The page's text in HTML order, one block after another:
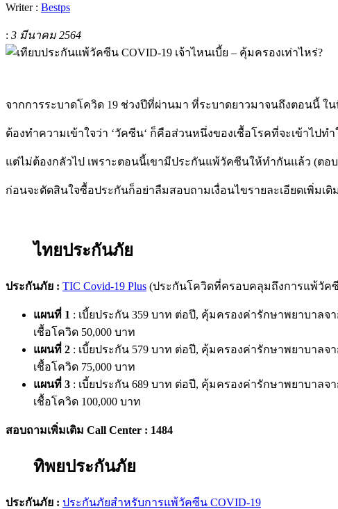
Writer : Bestps
: 3 มีนาคม 2564
จากการระบาดโควิด 19 ช่วงปีที่ผ่านมา ที่ระบาดยาวมาจนถึงตอนนี้ ใ
ต้องทำความเข้าใจว่า ‘วัคซีน‘ ก็คือส่วนหนึ่งของเชื้อโรคที่จะเข้าไปท
แต่ไม่ต้องกลัวไป เพราะตอนนี้เขามีประกันแพ้วัคซีนให้ทำกันแล้ว (ต
ก่อนจะตัดสินใจซื้อประกันก็อย่าลืมสอบถามเงื่อนไขรายละเอียดเพิ่มเติ
ไทยประกันภัย
ประกันภัย : TIC Covid-19 Plus (ประกันโควิดที่ครอบคลุมถึงการแพ้วัค
แผนที่ 1 : เบี้ยประกัน 359 บาท ต่อปี, คุ้มครองค่ารักษาพยาบาลจ
เชื้อโควิด 50,000 บาท
แผนที่ 2 : เบี้ยประกัน 579 บาท ต่อปี, คุ้มครองค่ารักษาพยาบาลจ
เชื้อโควิด 75,000 บาท
แผนที่ 3 : เบี้ยประกัน 689 บาท ต่อปี, คุ้มครองค่ารักษาพยาบาลจ
เชื้อโควิด 100,000 บาท
สอบถามเพิ่มเติม Call Center : 1484
ทิพยประกันภัย
ประกันภัย : ประกันภัยสำหรับการแพ้วัคซีน COVID-19